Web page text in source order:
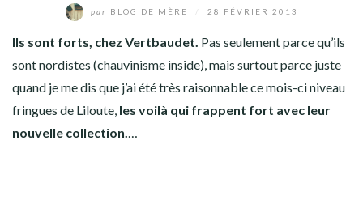
par BLOG DE MÈRE 28 FÉVRIER 2013
Ils sont forts, chez Vertbaudet. Pas seulement parce qu’ils
sont nordistes (chauvinisme inside), mais surtout parce juste
quand je me dis que j’ai été très raisonnable ce mois-ci niveau
fringues de Liloute, les voilà qui frappent fort avec leur
nouvelle collection.…